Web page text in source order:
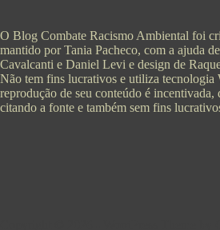
O Blog Combate Racismo Ambiental foi
mantido por Tania Pacheco, com a ajuda
Cavalcanti e Daniel Levi e design de
Não tem fins lucrativos e utiliza tecnologia
reprodução de seu conteúdo é incentivada,
citando a fonte e também sem fins